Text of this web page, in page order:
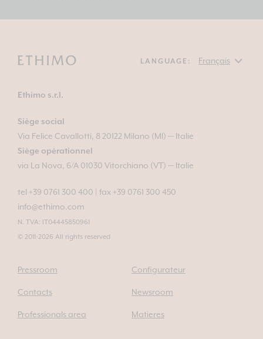
LANGUAGE:
Ethimo s.r.l.
Siège social
Via Felice Cavallotti, 8 20122 Milano (MI) — Italie
Siège opérationnel
via La Nova, 6/A 01030 Vitorchiano (VT) — Italie
tel +39 0761 300 400
fax +39 0761 300 450
info@ethimo.com
N. TVA: IT04445850961
© 2011-2026 All rights reserved
Pressroom Configurateur
Contacts Newsroom
Professionals area Matieres